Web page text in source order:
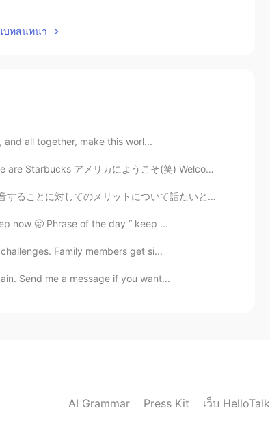
บทสนทนา
and all together, make this worl...
アメリカにようこそ(笑) Welcome to America, lol...
語学者によると、言語学習の目的は人それぞれですが、その中で発音を重要視していな...
now 🥱 Phrase of the day “ keep ...
Family members get si...
Send me a message if you want...
AI Grammar Press Kit เว็บ HelloTalk